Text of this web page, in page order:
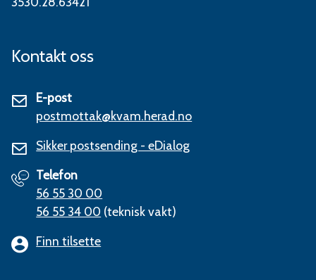
Kontakt oss
E-post
postmottak@kvam.herad.no
Sikker postsending - eDialog
Telefon
56 55 30 00
56 55 34 00 (teknisk vakt)
Finn tilsette